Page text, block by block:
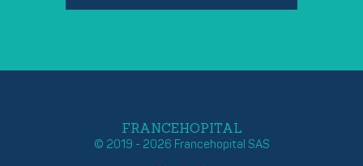
FRANCEHOPITAL
© 2019 - 2026 Francehopital SAS